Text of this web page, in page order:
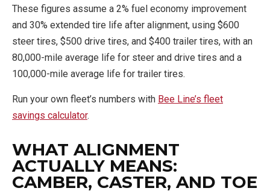
These figures assume a 2% fuel economy improvement
and 30% extended tire life after alignment, using $600
steer tires, $500 drive tires, and $400 trailer tires, with an
80,000-mile average life for steer and drive tires and a
100,000-mile average life for trailer tires.
Run your own fleet’s numbers with Bee Line’s fleet
savings calculator.
WHAT ALIGNMENT
ACTUALLY MEANS:
CAMBER, CASTER, AND TOE